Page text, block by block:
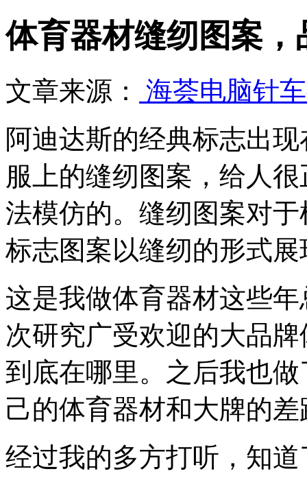
体育器材缝纫图案
文章来源：
海荟电脑针
阿迪达斯的经典标志出
服上的缝纫图案，给人
法模仿的。缝纫图案对
标志图案以缝纫的形式
这是我做体育器材这些
次研究广受欢迎的大品
到底在哪里。之后我也
己的体育器材和大牌的
经过我的多方打听，知